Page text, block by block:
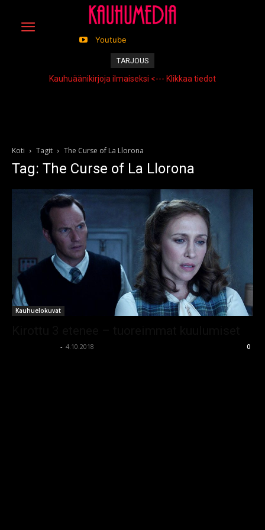
Youtube
TARJOUS
Kauhuäänikirjoja ilmaiseksi <--- Klikkaa tiedot
Koti Tagit The Curse of La Llorona
Tag: The Curse of La Llorona
Kauhuelokuvat
- 4.10.2018 0